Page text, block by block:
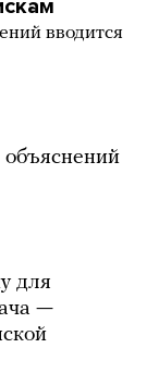
вводится
объяснений
для
—